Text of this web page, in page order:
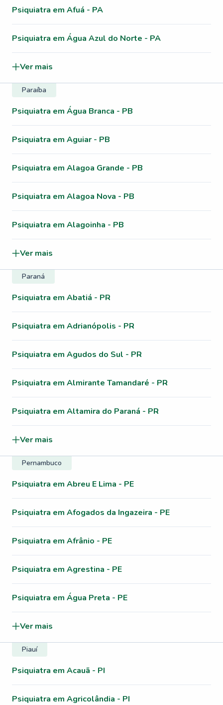
Psiquiatra em Afuá - PA
Psiquiatra em Água Azul do Norte - PA
Ver mais
Paraíba
Psiquiatra em Água Branca - PB
Psiquiatra em Aguiar - PB
Psiquiatra em Alagoa Grande - PB
Psiquiatra em Alagoa Nova - PB
Psiquiatra em Alagoinha - PB
Ver mais
Paraná
Psiquiatra em Abatiá - PR
Psiquiatra em Adrianópolis - PR
Psiquiatra em Agudos do Sul - PR
Psiquiatra em Almirante Tamandaré - PR
Psiquiatra em Altamira do Paraná - PR
Ver mais
Pernambuco
Psiquiatra em Abreu E Lima - PE
Psiquiatra em Afogados da Ingazeira - PE
Psiquiatra em Afrânio - PE
Psiquiatra em Agrestina - PE
Psiquiatra em Água Preta - PE
Ver mais
Piauí
Psiquiatra em Acauã - PI
Psiquiatra em Agricolândia - PI